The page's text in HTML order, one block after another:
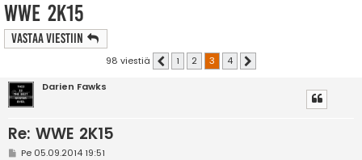
WWE 2K15
Vastaa Viestiin
98 viestiä Edellinen
1 2 3 4
Darien Fawks
Re: WWE 2K15
VPe 05.09.2014 19:51